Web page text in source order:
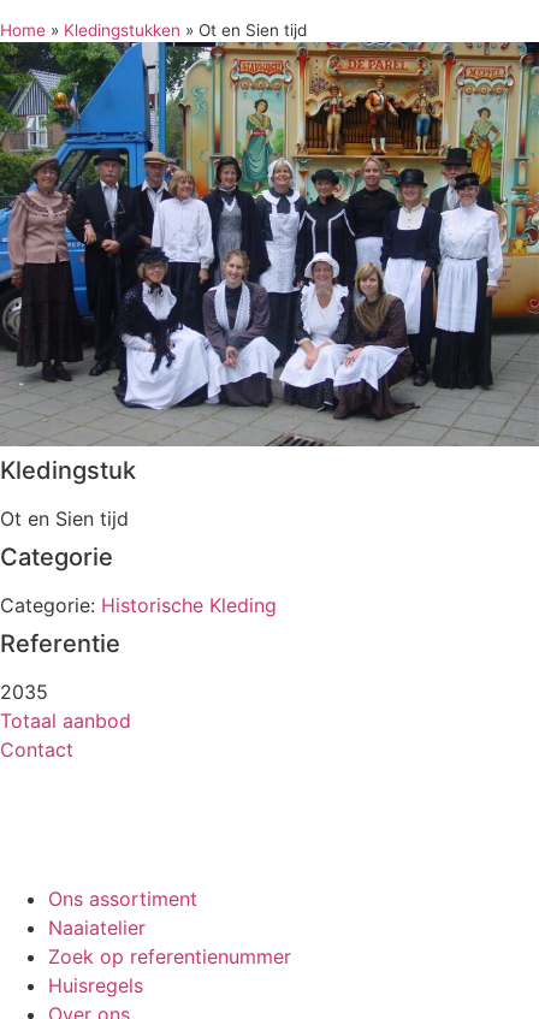
Home » Kledingstukken » Ot en Sien tijd
Kledingstuk
Ot en Sien tijd
Categorie
Categorie: Historische Kleding
Referentie
2035
Totaal aanbod
Contact
Ons assortiment
Naaiatelier
Zoek op referentienummer
Huisregels
Over ons